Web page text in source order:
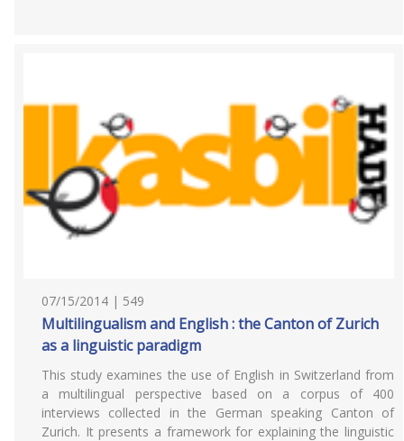
07/15/2014 | 549
Multilingualism and English : the Canton of Zurich
as a linguistic paradigm
This study examines the use of English in Switzerland from
a multilingual perspective based on a corpus of 400
interviews collected in the German speaking Canton of
Zurich. It presents a framework for explaining the linguistic